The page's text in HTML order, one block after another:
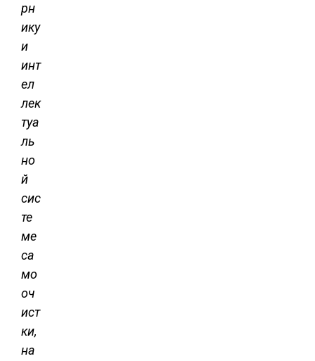
рн
ику
и
инт
ел
лек
туа
ль
но
й
сис
те
ме
са
мо
оч
ист
ки,
на